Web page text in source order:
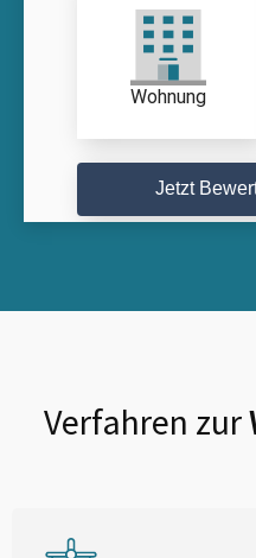
Wohnung
Jetzt
Verfahren zur